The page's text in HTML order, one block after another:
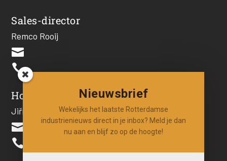
Sales-director
Remco Rooij


Hoofdredacteur
Jiří Hartog


Nieuwsbrief
Wekelijks het laatste Rotterdamse
industrienieuws direct in je inbox? Meld je dan
nu aan en blijf zo op de hoogte!